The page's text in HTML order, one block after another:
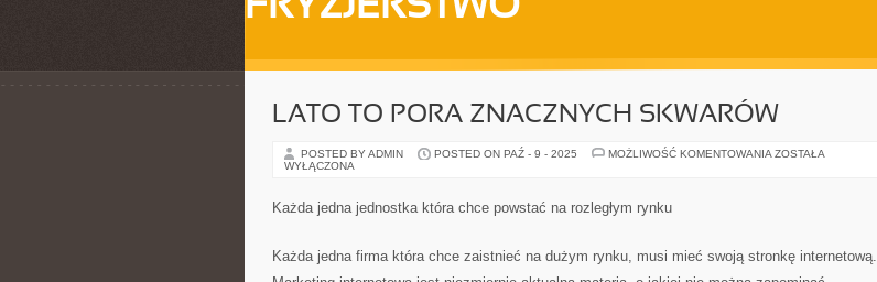
FRYZJERSTWO
LATO TO PORA ZNACZNYCH SKWARÓW
POSTED BY ADMIN POSTED ON PAŹ - 9 - 2025 MOŻLIWOŚĆ KOMENTOWANIA LATO
ZOSTAŁA
WYŁĄCZONA
Każda jedna jednostka która chce powstać na rozległym rynku
Każda jedna firma która chce zaistnieć na dużym rynku, musi mieć swoją stronkę internetową.